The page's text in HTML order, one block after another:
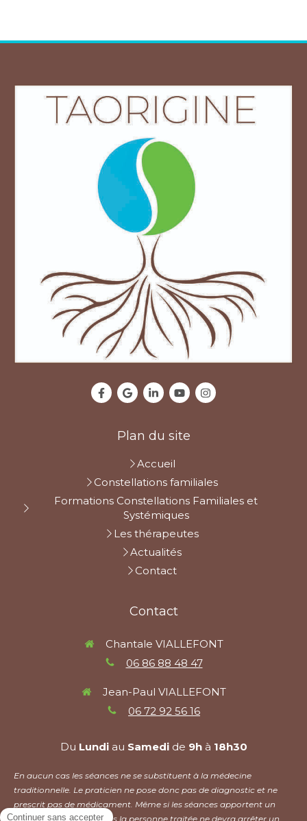
Plan du site
Accueil
Constellations familiales
Formations Constellations Familiales et
Systémiques
Les thérapeutes
Actualités
Contact
Contact
Chantale VIALLEFONT
06 86 88 48 47
Jean-Paul VIALLEFONT
06 72 92 56 16
Du Lundiau Samedide 9hà 18h30
En aucun cas les séances ne se substituent à la médecine
traditionnelle. Le praticien ne pose donc pas de diagnostic et ne
prescrit pas de médicament. Même si les séances apportent un
mieux être, en aucun cas la personne traitée ne devra arrêter un